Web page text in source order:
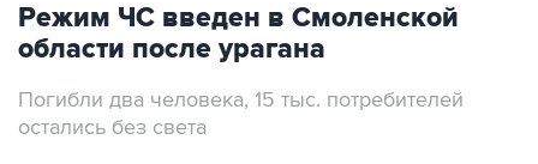
Режим ЧС введен в Смоленской
области после урагана
Погибли два человека, 15 тыс. потребителей
остались без света